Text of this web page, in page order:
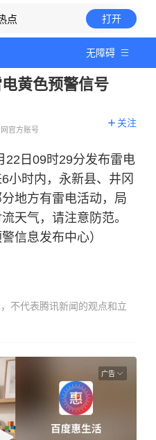
点 打开
无障碍
黄色预警信号
官方账号
关注
22日09时29分发布雷电
小时内，永新县、井冈
地方有雷电活动，局
天气，请注意防范。
信息发布中心）
不代表腾讯新闻的观点和立
广告